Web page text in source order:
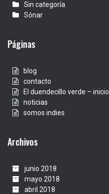
Sin categoría
Sónar
Páginas
blog
contacto
El duendecillo verde – inicio
noticias
somos indies
Archivos
junio 2018
mayo 2018
abril 2018